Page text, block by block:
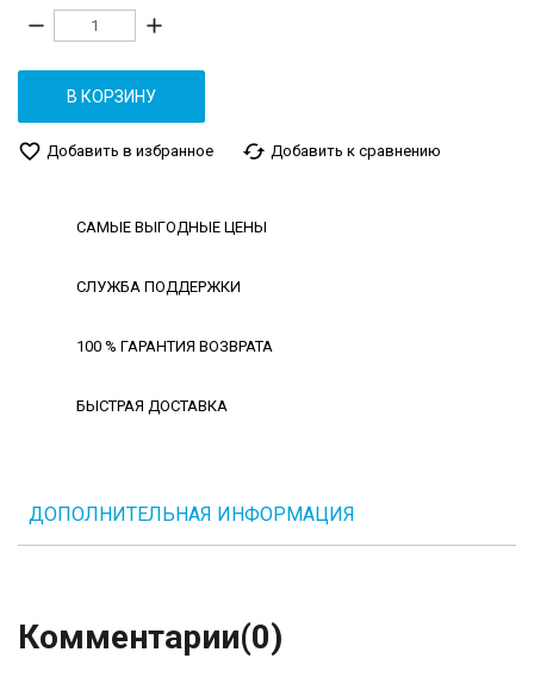
remove add
В КОРЗИНУ
favorite_border Добавить в избранное cached Добавить к сравнению
САМЫЕ ВЫГОДНЫЕ ЦЕНЫ
СЛУЖБА ПОДДЕРЖКИ
100 % ГАРАНТИЯ ВОЗВРАТА
БЫСТРАЯ ДОСТАВКА
ДОПОЛНИТЕЛЬНАЯ ИНФОРМАЦИЯ
Комментарии(0)